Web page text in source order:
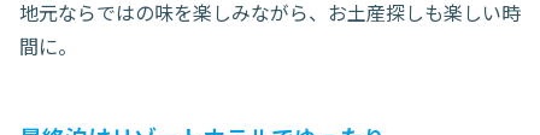
地元ならではの味を楽しみながら、お土産探しも楽しい時
間に。